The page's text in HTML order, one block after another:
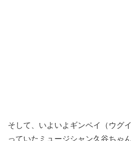
そして、いよいよギンペイ（ウグ
っていたミュージシャン久谷ちゃ